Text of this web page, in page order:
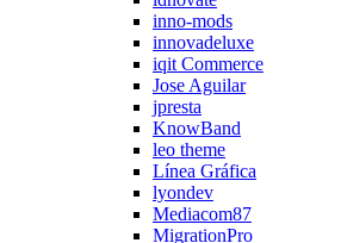
inno-mods
innovadeluxe
iqit Commerce
Jose Aguilar
jpresta
KnowBand
leo theme
Línea Gráfica
lyondev
Mediacom87
MigrationPro